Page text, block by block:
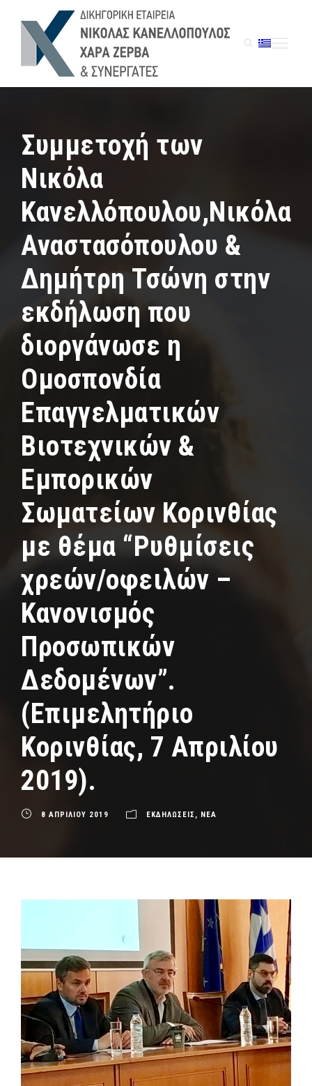
Συμμετοχή των
Νικόλα
Κανελλόπουλου,Νικόλα
Αναστασόπουλου &
Δημήτρη Τσώνη στην
εκδήλωση που
διοργάνωσε η
Ομοσπονδία
Επαγγελματικών
Βιοτεχνικών &
Εμπορικών
Σωματείων Κορινθίας
με θέμα “Ρυθμίσεις
χρεών/οφειλών –
Κανονισμός
Προσωπικών
Δεδομένων”.
(Επιμελητήριο
Κορινθίας, 7 Απριλίου
2019).
8 ΑΠΡΙΛΙΟΥ 2019 ΕΚΔΗΛΩΣΕΙΣ , ΝΕΑ